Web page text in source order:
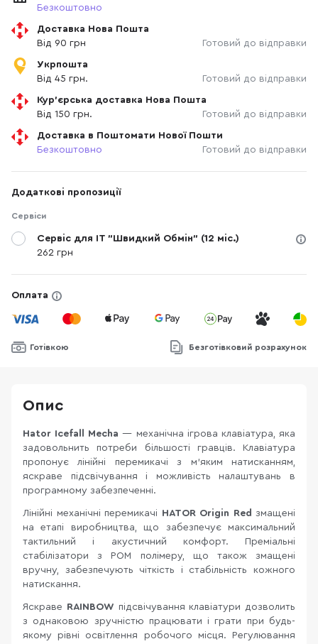
Безкоштовно
Доставка Нова Пошта
Від 90 грн
Готовий до відправки
Укрпошта
Від 45 грн.
Готовий до відправки
Кур'єрська доставка Нова Пошта
Від 150 грн.
Готовий до відправки
Доставка в Поштомати Нової Пошти
Безкоштовно
Готовий до відправки
Додаткові пропозиції
Сервіси
Сервіс для IT "Швидкий Обмін" (12 міс.)
262 грн
Оплата
Готівкою Безготівковий розрахунок
Опис
Hator Icefall Mecha — механічна ігрова клавіатура, яка
задовольнить потреби більшості гравців. Клавіатура
пропонує лінійні перемикачі з м’яким натисканням,
яскраве підсвічування і можливість налаштувань в
програмному забезпеченні.
Лінійні механічні перемикачі HATOR Origin Red змащені
на етапі виробництва, що забезпечує максимальний
тактильний і акустичний комфорт. Преміальні
стабілізатори з POM полімеру, що також змащені
вручну, забезпечують чіткість і стабільність кожного
натискання.
Яскраве RAINBOW підсвічування клавіатури дозволить
з однаковою зручністю працювати і грати при будь-
якому рівні освітлення робочого місця. Регулювання